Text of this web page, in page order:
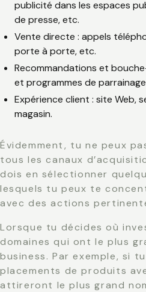
publicité dans les espaces
de presse, etc.
Vente directe : appels
porte à porte, etc.
Recommandations et
et programmes de
Expérience client : site Web,
magasin.
Évidemment, tu ne peux
tous les canaux
dois en sélectionner
lesquels tu peux te
avec des actions
Lorsque tu décides où
domaines qui ont le plus
business. Par exemple, si
placements de produits
attireront le plus grand